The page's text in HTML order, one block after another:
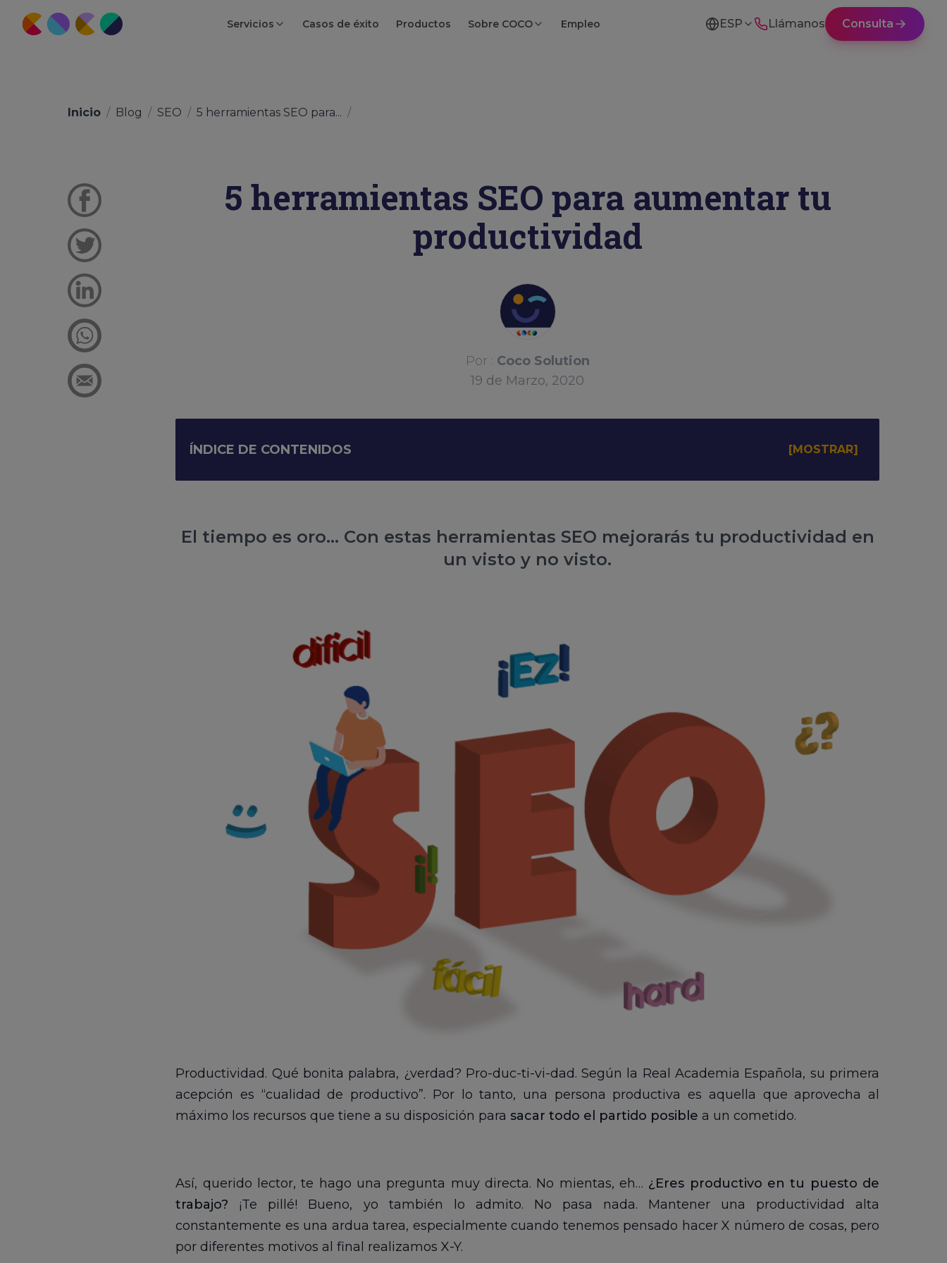
Servicios Casos de éxito Productos Sobre COCO Empleo ESP Llámanos Consulta
Inicio / Blog / SEO / 5 herramientas SEO para... /
5 herramientas SEO para aumentar tu
productividad
Por : Coco Solution
19 de Marzo, 2020
ÍNDICE DE CONTENIDOS
El tiempo es oro... Con estas herramientas SEO mejorarás tu productividad en
un visto y no visto.
Productividad. Qué bonita palabra, ¿verdad? Pro-duc-ti-vi-dad. Según la Real Academia Española, su primera
acepción es “cualidad de productivo”. Por lo tanto, una persona productiva es aquella que aprovecha al
máximo los recursos que tiene a su disposición para sacar todo el partido posible a un cometido.
Así, querido lector, te hago una pregunta muy directa. No mientas, eh… ¿Eres productivo en tu puesto de
trabajo? ¡Te pillé! Bueno, yo también lo admito. No pasa nada. Mantener una productividad alta
constantemente es una ardua tarea, especialmente cuando tenemos pensado hacer X número de cosas, pero
por diferentes motivos al final realizamos X-Y.